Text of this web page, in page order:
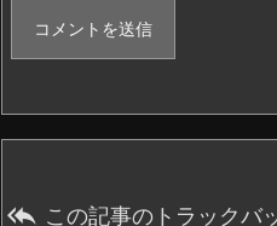
 この記事のトラックバ